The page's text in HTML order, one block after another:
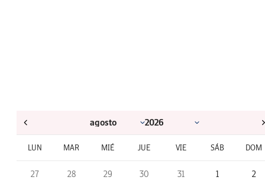
LUN MAR MIÉ JUE VIE SÁB DOM
27 28 29 30 31 1 2